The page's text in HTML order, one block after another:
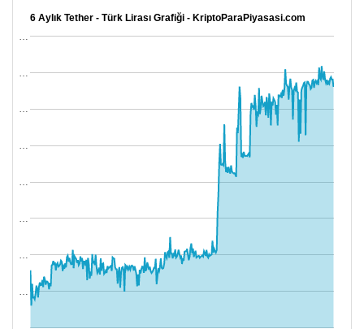
6 Aylık Tether - Türk Lirası Grafiği - KriptoParaPiyasasi.com
…
…
…
…
…
…